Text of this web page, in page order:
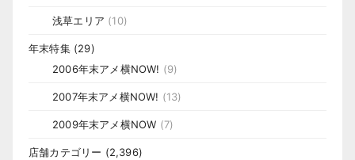
浅草エリア (10)
年末特集(29)
2006年末アメ横NOW! (9)
2007年末アメ横NOW! (13)
2009年末アメ横NOW (7)
店舗カテゴリー (2,396)